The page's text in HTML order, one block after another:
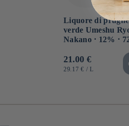
Liquore di
verde Umeshu
Nakano ⋅ 12% ⋅
Prezzo
di
21.00 €
PREZZO
29.17 € / PER
L